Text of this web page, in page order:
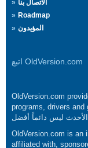
الاتصال بنا
Roadmap
المؤيدون
اتبع OldVersion.com
OldVersion.com
programs, drivers and
OldVersion.com is an
affiliated with,